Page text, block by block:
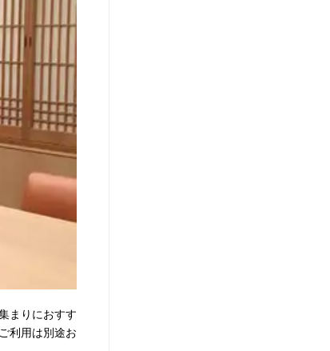
まりにおすす
利用は別途お